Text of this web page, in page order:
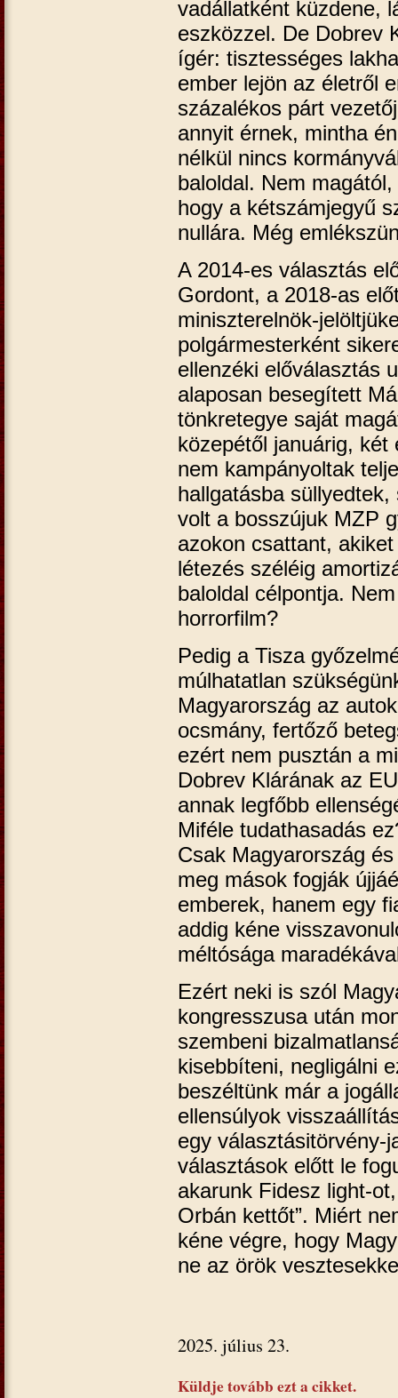
vadállatként küzdene,
eszközzel. De Dobrev
ígér: tisztességes
ember lejön az életről
százalékos párt
annyit érnek, mintha
nélkül nincs
baloldal. Nem
hogy a kétszámjegyű
nullára. Még
A 2014-es választás
Gordont, a 2018-as
miniszterelnök-
polgármesterként
ellenzéki előválasztás
alaposan besegített
tönkretegye saját
közepétől januárig,
nem kampányoltak
hallgatásba
volt a bosszújuk MZP
azokon csattant,
létezés széléig
baloldal célpontja.
horrorfilm?
Pedig a Tisza
múlhatatlan
Magyarország az
ocsmány, fertőző
ezért nem pusztán a
Dobrev Klárának az
annak legfőbb
Miféle tudathasadás
Csak Magyarország
meg mások fogják
emberek, hanem egy
addig kéne
méltósága
Ezért neki is szól
kongresszusa után
szembeni
kisebbíteni, negligálni
beszéltünk már a
ellensúlyok
egy választásitörvény-
választások előtt le
akarunk Fidesz light-
Orbán kettőt”. Miért
kéne végre, hogy
ne az örök
2025. július 23.
Küldje tovább ezt a cikket.